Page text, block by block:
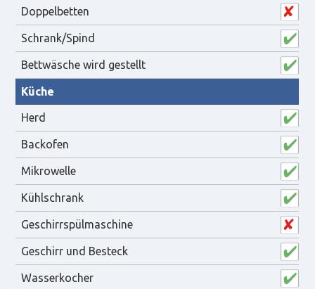
Doppelbetten
Schrank/Spind
Bettwäsche wird gestellt
Küche
Herd
Backofen
Mikrowelle
Kühlschrank
Geschirrspülmaschine
Geschirr und Besteck
Wasserkocher